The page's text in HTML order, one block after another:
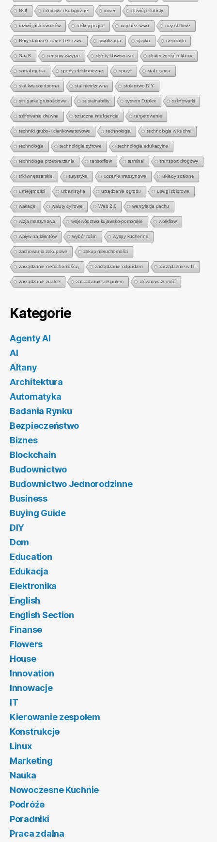
ROI rolnictwo ekologiczne rower rozwój osobisty
rozwój pracowników rośliny pnące rury bez szwu rury stalowe
Rury stalowe czarne bez szwu rywalizacja ryzyko rzemiosło
SaaS sensory wizyjne skróty klawiszowe skuteczność reklamy
social media sporty elektroniczne sprzęt stal czarna
stal kwasoodporna stal nierdzewna stolarstwo DIY
strugarka grubościowa sustainability system Duplex szlefowarki
szlifowanie drewna sztuczna inteligencja targetowanie
techniki grubo- i cienkowarstwowe technologia technologia w kuchni
technologie technologie cyfrowe technologie edukacyjne
technologie przetwarzania tensorflow terminal transport drogowy
triki wnętrzarskie turystyka uczenie maszynowe układy scalone
umiejętności urbanistyka urządzanie ogrodu usługi zbiorowe
wakacje waluty cyfrowe Web 2.0 wentylacja dachu
wizja maszynowa województwo kujawsko-pomorskie workflow
wpływ na klientów wybór roślin wyspy kuchenne
zachowania zakupowe zakup nieruchomości
zarządzanie nieruchomością zarządzanie odpadami zarządzanie w IT
zarządzanie zdalne zarządzanie zespołem zrównoważoność
Kategorie
Agenty AI
AI
Altany
Architektura
Automatyka
Badania Rynku
Bezpieczeństwo
Biznes
Blockchain
Budownictwo
Budownictwo Jednorodzinne
Business
Buying Guide
DIY
Dom
Education
Edukacja
Elektronika
English
English Section
Finanse
Flowers
House
Innovation
Innowacje
IT
Kierowanie zespołem
Konstrukcje
Linux
Marketing
Nauka
Nowoczesne Kuchnie
Podróże
Poradniki
Praca zdalna